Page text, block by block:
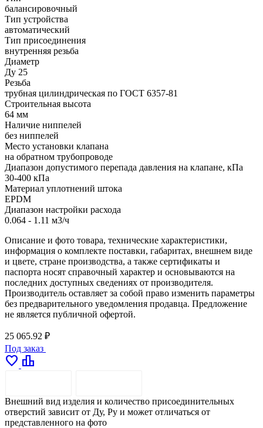
балансировочный
Тип устройства
автоматический
Тип присоединения
внутренняя резьба
Диаметр
Ду 25
Резьба
трубная цилиндрическая по ГОСТ 6357-81
Строительная высота
64 мм
Наличие ниппелей
без ниппелей
Место установки клапана
на обратном трубопроводе
Диапазон допустимого перепада давления на клапане, кПа
30-400 кПа
Материал уплотнений штока
EPDM
Диапазон настройки расхода
0.064 - 1.11 м3/ч
Описание и фото товара, технические характеристики,
информация о комплекте поставки, габаритах, внешнем виде
и цвете, стране производства, а также сертификаты и
паспорта носят справочный характер и основываются на
последних доступных сведениях от производителя.
Производитель оставляет за собой право изменить параметры
без предварительного уведомления продавца. Предложение
не является публичной офертой.
25 065.92 ₽
Под заказ
favorite leaderboard
Внешний вид изделия и количество присоединительных
отверстий зависит от Ду, Pу и может отличаться от
представленного на фото